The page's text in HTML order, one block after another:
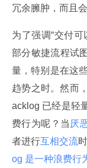
冗余臃肿，而且
为了强调“交付
部分敏捷流程试
量，特别是在这
趋势之时。然而
acklog 已经是轻
费行为呢？当 厌
者进行互相交流
og 是一种浪费行